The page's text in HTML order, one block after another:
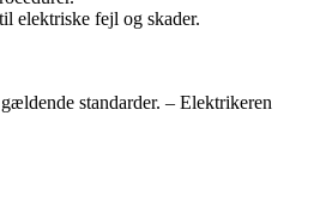
elektriske fejl og skader.
standarder. – Elektrikeren